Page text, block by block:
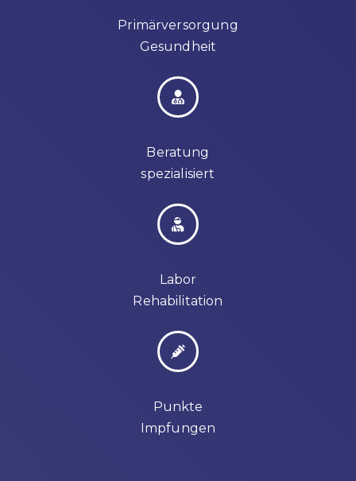
Primärversorgung
Gesundheit
Beratung
spezialisiert
Labor
Rehabilitation
Punkte
Impfungen